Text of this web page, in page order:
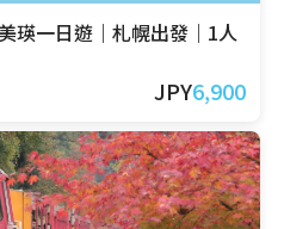
瑛一日遊｜札幌出發｜1人
JPY6,900